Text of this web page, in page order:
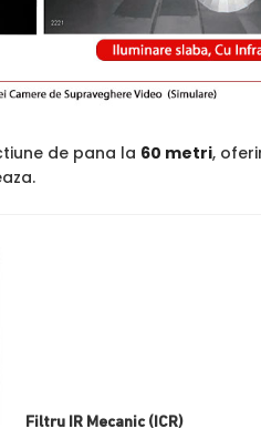
de pana la 60 metri,
Filtru IR Mecanic (ICR)